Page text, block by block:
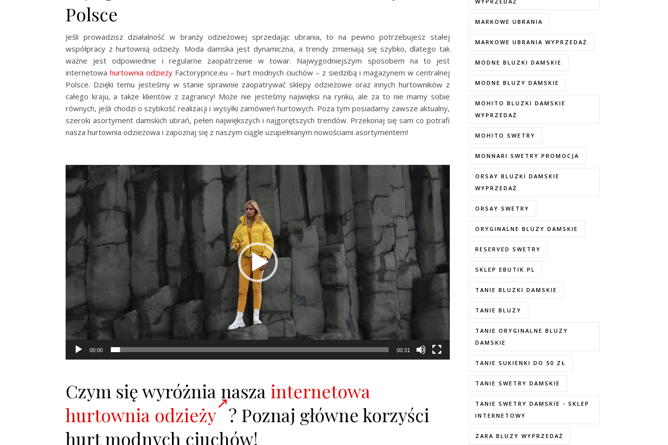
Polsce
Jeśli prowadzisz działalność w branży odzieżowej sprzedając ubrania, to na pewno potrzebujesz stałej
współpracy z hurtownią odzieży. Moda damska jest dynamiczna, a trendy zmieniają się szybko, dlatego tak
ważne jest odpowiednie i regularne zaopatrzenie w towar. Najwygodniejszym sposobem na to jest
internetowa hurtownia odzieży Factoryprice.eu – hurt modnych ciuchów – z siedzibą i magazynem w centralnej
Polsce. Dzięki temu jesteśmy w stanie sprawnie zaopatrywać sklepy odzieżowe oraz innych hurtowników z
całego kraju, a także klientów z zagranicy! Może nie jesteśmy najwięksi na rynku, ale za to nie mamy sobie
równych, jeśli chodzi o szybkość realizacji i wysyłki zamówień hurtowych. Poza tym posiadamy zawsze aktualny,
szeroki asortyment damskich ubrań, pełen największych i najgorętszych trendów. Przekonaj się sam co potrafi
nasza hurtownia odzieżowa i zapoznaj się z naszym ciągle uzupełnianym nowościami asortymentem!
Odtwarzacz
video
00:00 00:31
Czym się wyróżnia nasza internetowa
hurtownia odzieży ? Poznaj główne korzyści
hurt modnych ciuchów!
MARKOWE UBRANIA
MARKOWE UBRANIA WYPRZEDAŻ
MODNE BLUZKI DAMSKIE
MODNE BLUZY DAMSKIE
MOHITO BLUZKI DAMSKIE
WYPRZEDAŻ
MOHITO SWETRY
MONNARI SWETRY PROMOCJA
ORSAY BLUZKI DAMSKIE
WYPRZEDAŻ
ORSAY SWETRY
ORYGINALNE BLUZY DAMSKIE
RESERVED SWETRY
SKLEP EBUTIK.PL
TANIE BLUZKI DAMSKIE
TANIE BLUZY
TANIE ORYGINALNE BLUZY
DAMSKIE
TANIE SUKIENKI DO 50 ZŁ
TANIE SWETRY DAMSKIE
TANIE SWETRY DAMSKIE - SKLEP
INTERNETOWY
ZARA BLUZY WYPRZEDAŻ